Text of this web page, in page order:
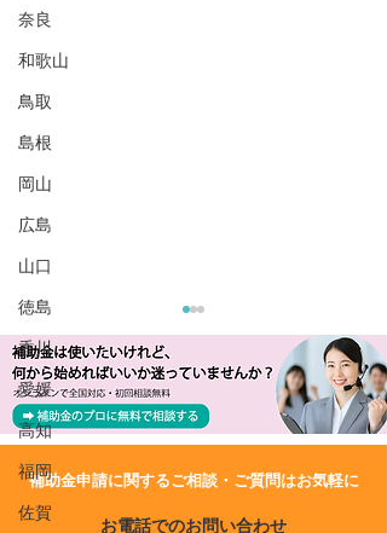
奈良
和歌山
鳥取
島根
岡山
広島
山口
徳島
香川
愛媛
高知
福岡
佐賀
​補助金申請に関するご相談・ご質問はお気軽に
お電話でのお問い合わせ